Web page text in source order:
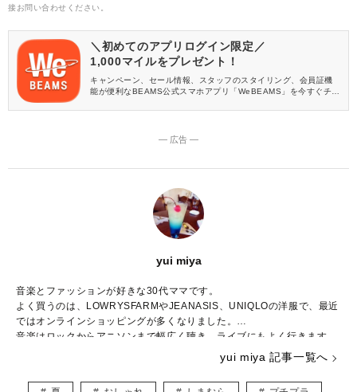
接お問い合わせください。
＼初めてのアプリログイン限定／
1,000マイルをプレゼント！
キャンペーン、セール情報、スタッフのスタイリング、会員証機
能が便利なBEAMS公式スマホアプリ「WeBEAMS」を今すぐチェ
― 広告 ―
yui miya
音楽とファッションが好きな30代ママです。
よく買うのは、LOWRYSFARMやJEANASIS、UNIQLOの洋服で、最近
ではオンラインショッピングが多くなりました。
音楽はロックからアニソンまで幅広く聴き、ライブにもよく行きます。
ハリーポッターシリーズのファンで、ファンタスティックビーストの新
趣味はハンドメイドやイラストを描くことで、子どもが寝たあとにコツ
yui miya 記事一覧へ